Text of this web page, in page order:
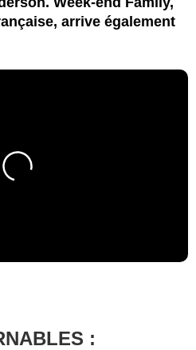
arrive également
: